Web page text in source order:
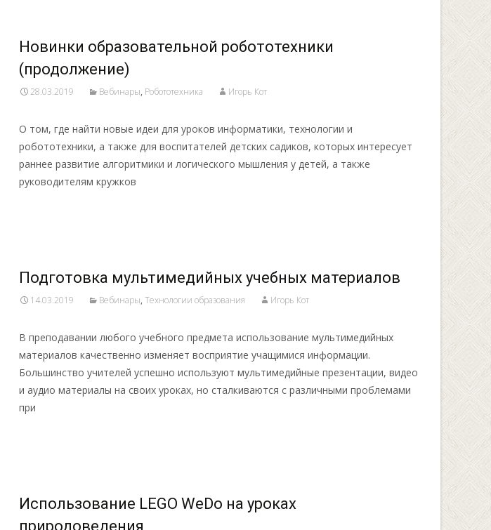
Новинки образовательной робототехники
(продолжение)
28.03.2019 Вебинары, Робототехника Игорь Кот
О том, где найти новые идеи для уроков информатики, технологии и
робототехники, а также для воспитателей детских садиков, которых интересует
раннее развитие алгоритмики и логического мышления у детей, а также
руководителям кружков
Подготовка мультимедийных учебных материалов
14.03.2019 Вебинары, Технологии образования Игорь Кот
В преподавании любого учебного предмета использование мультимедийных
материалов качественно изменяет восприятие учащимися информации.
Большинство учителей успешно используют мультимедийные презентации, видео
и аудио материалы на своих уроках, но сталкиваются с различными проблемами
при
Использование LEGO WeDo на уроках
природоведения